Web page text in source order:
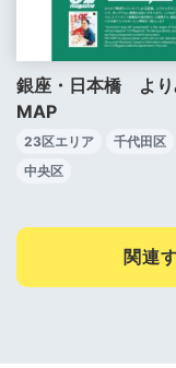
銀座・日本橋 より
MAP
23区エリア
千代田区
中央区
関連